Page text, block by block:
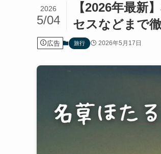
【2026年最新
セスなどまで
2026
5/04
広告 旅行 2026年5月17日